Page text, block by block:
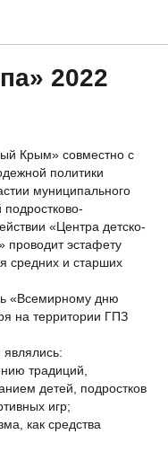
2022
Крым» совместно с
политики
муниципального
«Центра детско-
проводит эстафету
средних и старших
«Всемирному дню
на территории ГПЗ
традиций,
детей, подростков
игр;
как средства